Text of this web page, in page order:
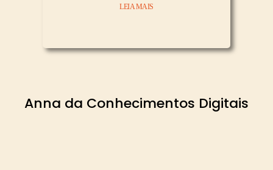
LEIA MAIS
Anna da Conhecimentos Digitais